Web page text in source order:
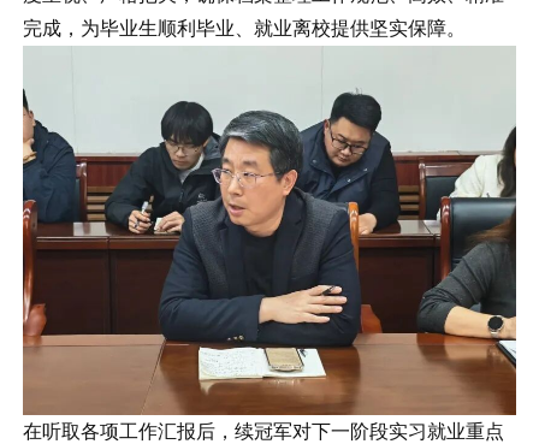
完成，为毕业生顺利毕业、就业离校提供坚实保障。
在听取各项工作汇报后，续冠军对下一阶段实习就业重点